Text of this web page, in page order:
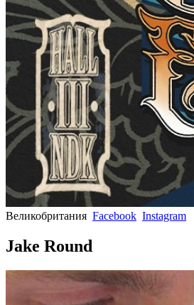
Великобритания Facebook Instagram
Jake Round